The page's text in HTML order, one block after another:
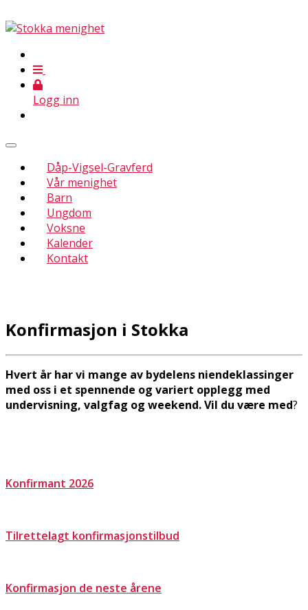
Logg inn
Dåp-Vigsel-Gravferd
Vår menighet
Barn
Ungdom
Voksne
Kalender
Kontakt
Konfirmasjon i Stokka
Hvert år har vi mange av bydelens niendeklassinger
med oss i et spennende og variert opplegg med
undervisning, valgfag og weekend. Vil du være med?
Konfirmant 2026
Tilrettelagt konfirmasjonstilbud
Konfirmasjon de neste årene